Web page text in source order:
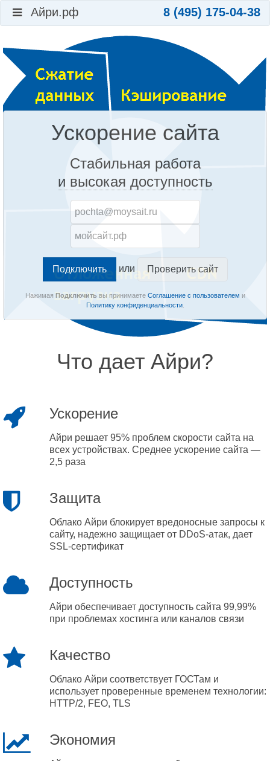
Айри.рф 8 (495) 175-04-38
Ускорение сайта
Стабильная работа
и высокая доступность
или Проверить сайт
Нажимая Подключитьвы принимаете Соглашение с пользователем и
Политику конфиденциальности.
Что дает Айри?
Ускорение
Айри решает 95% проблем скорости сайта на
всех устройствах. Среднее ускорение сайта —
2,5 раза
Защита
Облако Айри блокирует вредоносные запросы к
сайту, надежно защищает от DDoS-атак, дает
SSL-сертификат
Доступность
Айри обеспечивает доступность сайта 99,99%
при проблемах хостинга или каналов связи
Качество
Облако Айри соответствует ГОСТам и
использует проверенные временем технологии:
HTTP/2, FEO, TLS
Экономия